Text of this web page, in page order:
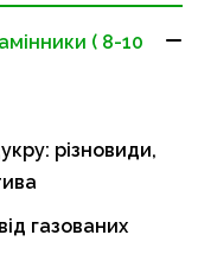
( 8-10
різновиди,
газованих